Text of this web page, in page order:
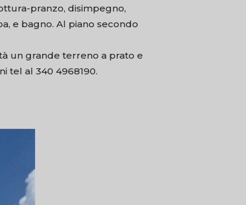
pranzo, disimpegno,
e bagno. Al piano secondo
un grande terreno a prato e
tel al 340 4968190.